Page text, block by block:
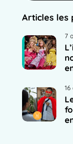
Articles les
7